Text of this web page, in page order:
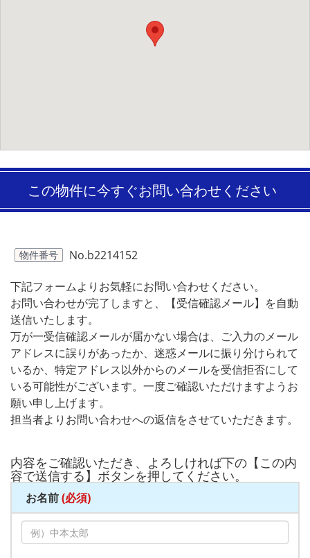
この物件に今すぐお問い合わせください
物件番号 No.b2214152
下記フォームよりお気軽にお問い合わせください。
お問い合わせが完了しますと、【受信確認メール】を自動
送信いたします。
万が一受信確認メールが届かない場合は、ご入力のメール
アドレスに誤りがあったか、迷惑メールに振り分けられて
いるか、特定アドレス以外からのメールを受信拒否にして
いる可能性がございます。一度ご確認いただけますようお
願い申し上げます。
担当者よりお問い合わせへの返信をさせていただきます。
内容をご確認いただき、よろしければ下の【この内
容で送信する】ボタンを押してください。
お名前(必須)